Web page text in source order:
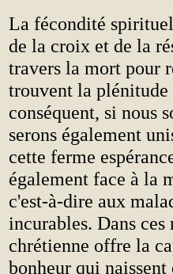
La fécondité
de la croix et de la
travers la mort pour
trouvent la plénitude
conséquent, si nous
serons également
cette ferme
également face à la
c'est-à-dire aux
incurables. Dans
chrétienne offre la
bonheur qui